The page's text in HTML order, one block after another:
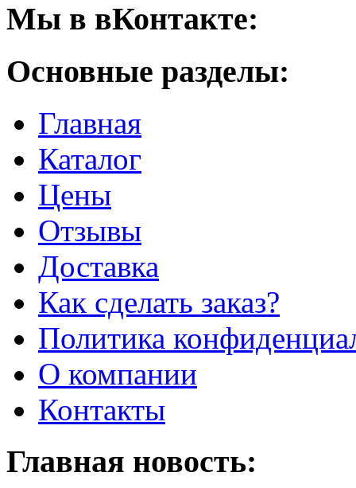
Мы в вКонтакте:
Основные разделы:
Главная
Каталог
Цены
Отзывы
Доставка
Как сделать заказ?
Политика
О компании
Контакты
Главная новость: